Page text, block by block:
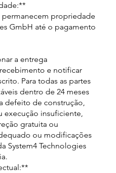
propriedade
GmbH até o pagamento
a entrega
e notificar
Para todas as partes
dentro de 24 meses
defeito de construção,
execução insuficiente,
gratuita ou
ou modificações
System4 Technologies